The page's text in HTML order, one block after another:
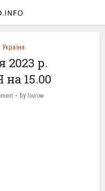
Україна
2023 р.
15.00
by lourow